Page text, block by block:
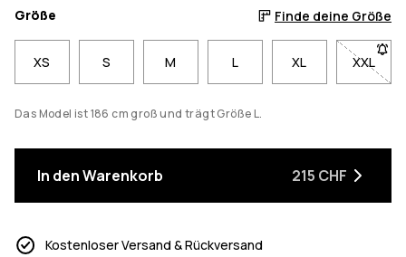
Größe Finde deine Größe
XS S M L XL XXL
-
Das Model ist 186 cm groß und trägt Größe L.
In den Warenkorb 215 CHF
Kostenloser Versand & Rückversand